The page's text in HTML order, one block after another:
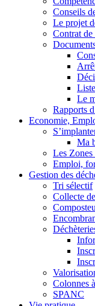
Conseils
Le projet
Contrat
Le
Rapports
Economie,
Ma
Les
Emploi,
Gestion des
Tri sélectif
Collecte
Colonnes
SPANC